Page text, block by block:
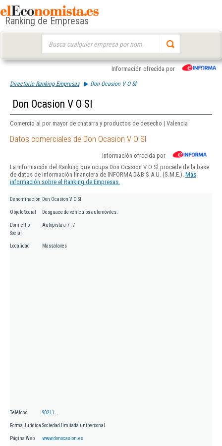
Ranking de Empresas
Información ofrecida por
Directorio Ranking Empresas Don Ocasion V O Sl
Don Ocasion V O Sl
Comercio al por mayor de chatarra y productos de desecho | Valencia
Datos comerciales de Don Ocasion V O Sl
Información ofrecida por
La información del Ranking que ocupa Don Ocasion V O Sl procede de la base
de datos de información financiera de INFORMA D&B S.A.U. (S.M.E.). Más
información sobre el Ranking de Empresas.
Denominación Don Ocasion V O Sl
Objeto Social Desguace de vehículos automóviles.
Domicilio
Social
Autopista a-7 , 7
Localidad Massalaves
Teléfono 90211...
Forma Jurídica Sociedad limitada unipersonal
Página Web www.donocasion.es